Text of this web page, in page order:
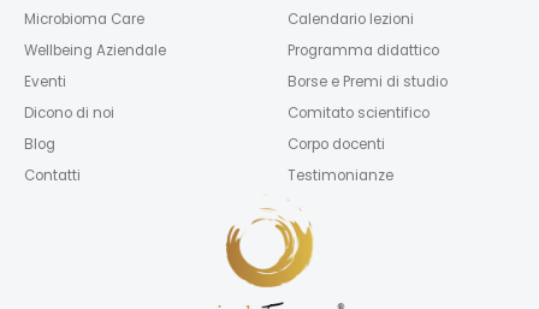
Microbioma Care
Wellbeing Aziendale
Eventi
Dicono di noi
Blog
Contatti
Calendario lezioni
Programma didattico
Borse e Premi di studio
Comitato scientifico
Corpo docenti
Testimonianze